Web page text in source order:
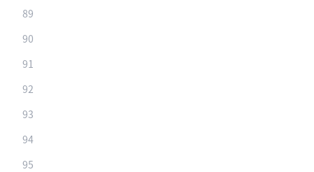
89
90
91
92
93
94
95